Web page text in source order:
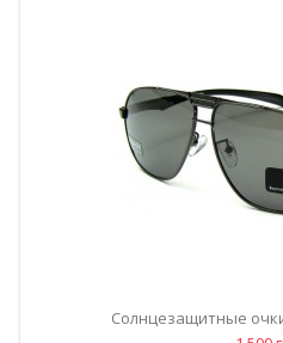
Солнцезащитные